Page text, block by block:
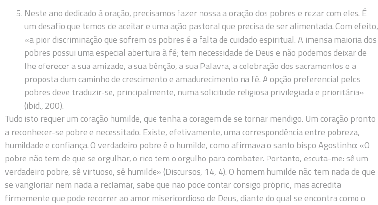
Neste ano dedicado à oração, precisamos fazer nossa a oração dos pobres e rezar com eles. É
um desafio que temos de aceitar e uma ação pastoral que precisa de ser alimentada. Com efeito,
«a pior discriminação que sofrem os pobres é a falta de cuidado espiritual. A imensa maioria dos
pobres possui uma especial abertura à fé; tem necessidade de Deus e não podemos deixar de
lhe oferecer a sua amizade, a sua bênção, a sua Palavra, a celebração dos sacramentos e a
proposta dum caminho de crescimento e amadurecimento na fé. A opção preferencial pelos
pobres deve traduzir-se, principalmente, numa solicitude religiosa privilegiada e prioritária»
(ibid., 200).
Tudo isto requer um coração humilde, que tenha a coragem de se tornar mendigo. Um coração pronto
a reconhecer-se pobre e necessitado. Existe, efetivamente, uma correspondência entre pobreza,
humildade e confiança. O verdadeiro pobre é o humilde, como afirmava o santo bispo Agostinho: «O
pobre não tem de que se orgulhar, o rico tem o orgulho para combater. Portanto, escuta-me: sê um
verdadeiro pobre, sê virtuoso, sê humilde» (Discursos, 14, 4). O homem humilde não tem nada de que
se vangloriar nem nada a reclamar, sabe que não pode contar consigo próprio, mas acredita
firmemente que pode recorrer ao amor misericordioso de Deus, diante do qual se encontra como o